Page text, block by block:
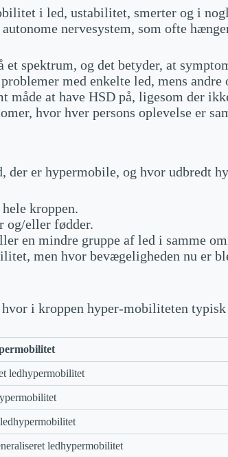
i led, ustabilitet, smerter og i
nervesystem, som ofte
spektrum, og det betyder, at
med enkelte led, mens
at have HSD på, ligesom der
hvor hver persons oplevelse er
er hypermobile, og hvor udbredt
kroppen.
og/eller fødder.
en mindre gruppe af led i samme
men hvor bevægeligheden nu er
i kroppen hyper-mobiliteten
ledhypermobilitet
ledhypermobilitet